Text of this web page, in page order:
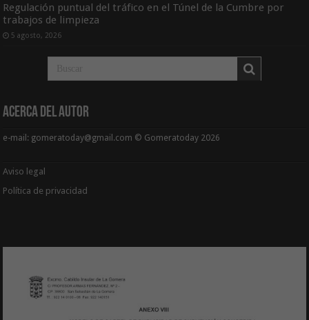
Regulación puntual del tráfico en el Túnel de la Cumbre por
trabajos de limpieza
5 agosto, 2026
Acerca del Autor
e-mail: gomeratoday@gmail.com © Gomeratoday 2026
Aviso legal
Política de privacidad